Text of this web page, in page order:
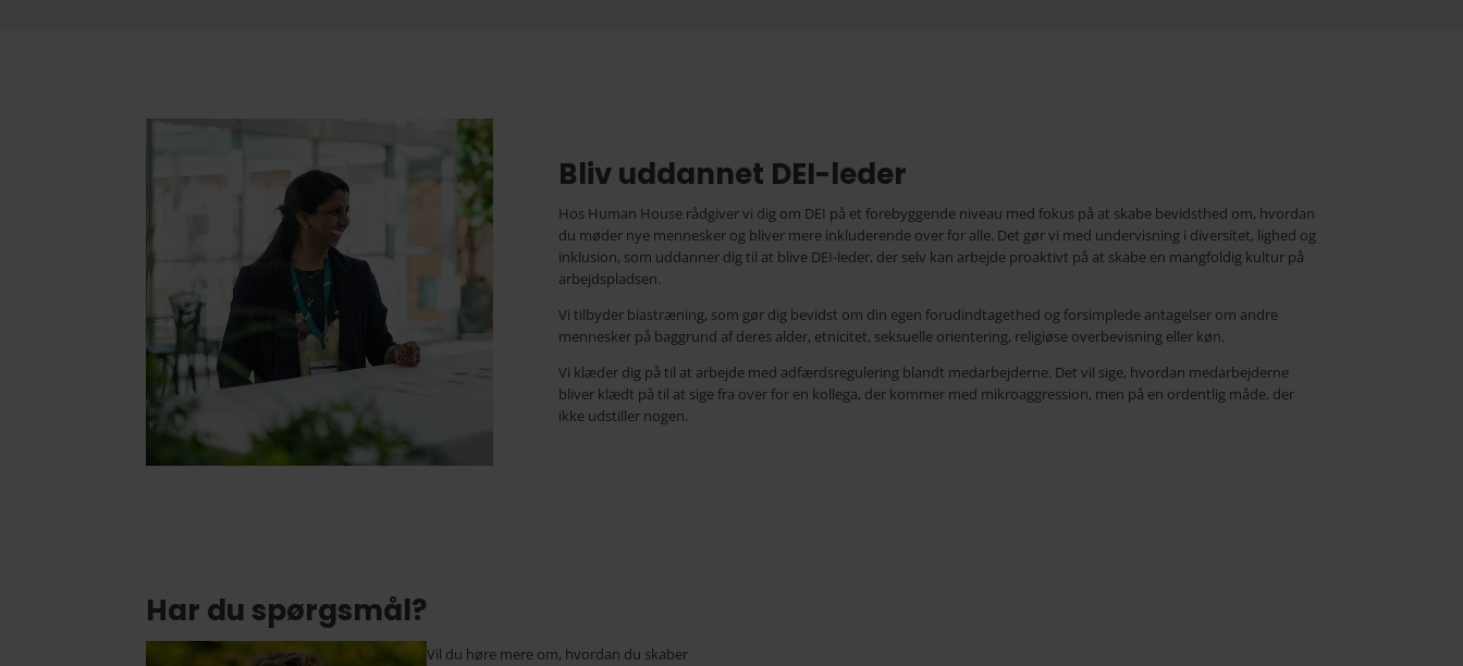
Bliv uddannet DEI-leder
Hos Human House rådgiver vi dig om DEI på et forebyggende niveau med fokus på at skabe bevidsthed om, hvordan
du møder nye mennesker og bliver mere inkluderende over for alle. Det gør vi med undervisning i diversitet, lighed og
inklusion, som uddanner dig til at blive DEI-leder, der selv kan arbejde proaktivt på at skabe en mangfoldig kultur på
arbejdspladsen.
Vi tilbyder biastræning, som gør dig bevidst om din egen forudindtagethed og forsimplede antagelser om andre
mennesker på baggrund af deres alder, etnicitet, seksuelle orientering, religiøse overbevisning eller køn.
Vi klæder dig på til at arbejde med adfærdsregulering blandt medarbejderne. Det vil sige, hvordan medarbejderne
bliver klædt på til at sige fra over for en kollega, der kommer med mikroaggression, men på en ordentlig måde, der
ikke udstiller nogen.
Har du spørgsmål?
Vil du høre mere om, hvordan du skaber